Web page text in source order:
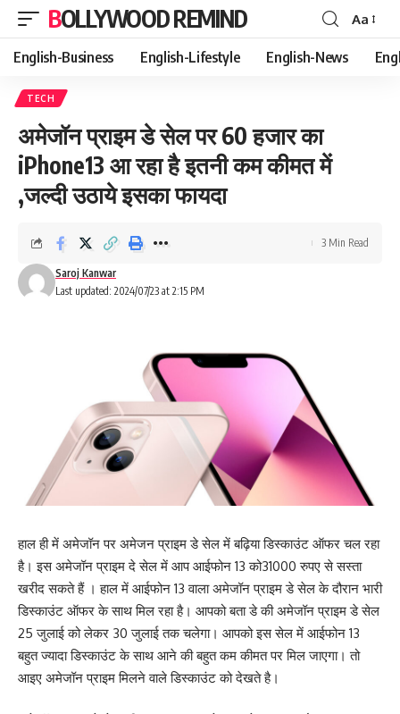
BOLLYWOOD REMIND
Font
Resizer
Aa
English-Business English-Lifestyle English-News
TECH
अमेजॉन प्राइम डे सेल पर 60 हजार का
iPhone13 आ रहा है इतनी कम कीमत में
,जल्दी उठाये इसका फायदा
Last updated: 2024/07/23 at 2:15 PM
Saroj Kanwar
3 Min Read
हाल ही में अमेजॉन पर अमेजन प्राइम डे सेल में बढ़िया डिस्काउंट ऑफर चल रहा
है। इस अमेजॉन प्राइम दे सेल में आप आईफोन 13 को31000 रुपए से सस्ता
खरीद सकते हैं । हाल में आईफोन 13 वाला अमेजॉन प्राइम डे सेल के दौरान भारी
डिस्काउंट ऑफर के साथ मिल रहा है। आपको बता डे की अमेजॉन प्राइम डे सेल
25 जुलाई को लेकर 30 जुलाई तक चलेगा। आपको इस सेल में आईफोन 13
बहुत ज्यादा डिस्काउंट के साथ आने की बहुत कम कीमत पर मिल जाएगा। तो
आइए अमेजॉन प्राइम मिलने वाले डिस्काउंट को देखते है।